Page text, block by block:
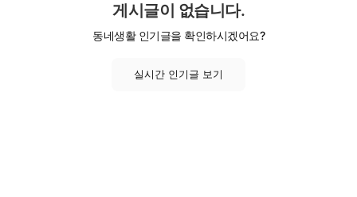
게시글이 없습니다.
동네생활 인기글을 확인하시겠어요?
실시간 인기글 보기